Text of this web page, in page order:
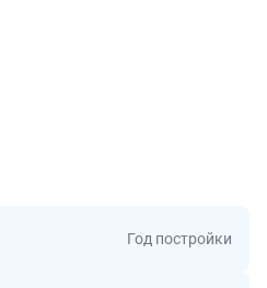
Садовая-Триумфальная,
Садовая-
где находится особняк
рядом.
метров. Офисные
до 173.00 м2. В особняке
Год постройки